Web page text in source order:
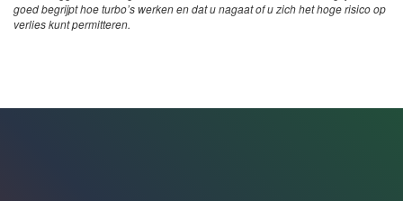
goed begrijpt hoe turbo’s werken en dat u nagaat of u zich het hoge risico op
verlies kunt permitteren.